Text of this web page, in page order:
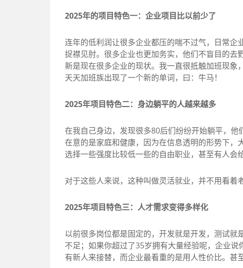
2025年的项目特色一：企业项目比以前少了
连年的低利润让很多企业都压的喘不过气，日常
捉襟见肘。很多企业也更加务实，他们不盲目的
新是现在很多企业的现状。我一直很抵触加班现
天天加班族出现了一个新的单词，曰：牛马！
2025年项目特色二：身边躺平的人越来越多
在我自己身边，发现很多80后们纷纷开始躺平，
在意的是家庭和健康，因为在信息透明的形势下
选择一些强度比较低一些的自由职业，甚至有人会
对于这些人来说，这种叫做灵活就业，并不用看着
2025年项目特色三：人才需求变得多样化
以前很多岗位都是固定的，开发就是开发，测试
不足；如果你超过了35岁拥有大量经验呢，企业
有新人来接替，而企业最看重的是用人性价比。甚